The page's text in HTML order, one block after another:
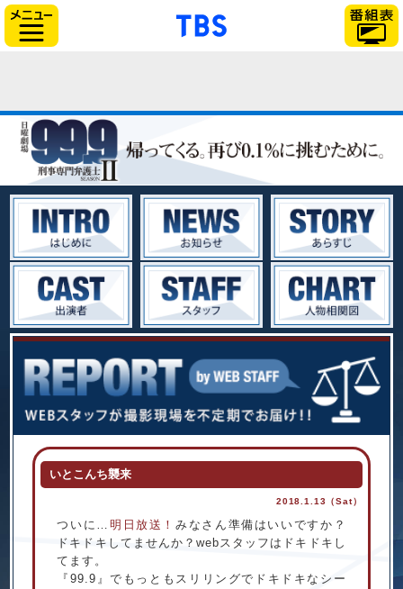
「TBSテレビ」トップ
いとこんち襲来
2018.1.13（Sat）
ついに… 明日放送！みなさん準備はいいですか？
ドキドキしてませんか？webスタッフはドキドキし
てます。
『99.9』でもっともスリリングでドキドキなシー